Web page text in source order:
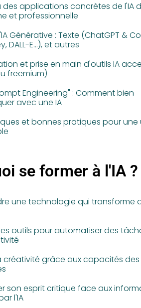
applications concrètes de l'IA
et professionnelle
Générative : Texte (ChatGPT &
DALL-E...), et autres
et prise en main d'outils IA
freemium)
Engineering" : Comment bien
avec une IA
et bonnes pratiques pour une
se former à l'IA ?
une technologie qui transforme
outils pour automatiser des
créativité grâce aux capacités des
son esprit critique face aux
l'IA